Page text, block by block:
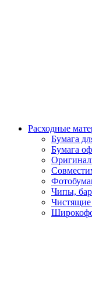
Расходные
Бумага
Бумага
Чипы,
Чистящие